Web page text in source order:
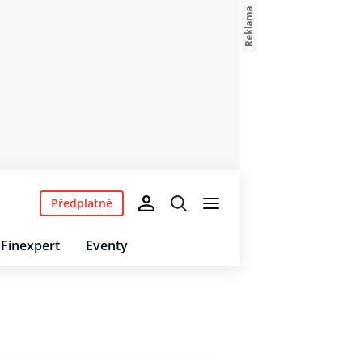
Finexpert Eventy
Předplatné